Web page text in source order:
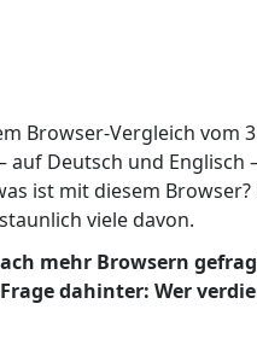
Browser-Vergleich vom
auf Deutsch und Englisch
ist mit diesem Browser?
viele davon.
mehr Browsern
dahinter: Wer